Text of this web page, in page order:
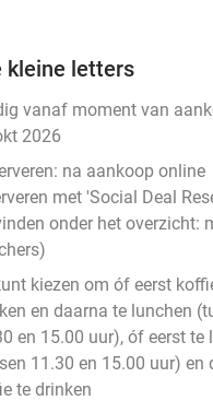
kleine letters
vanaf moment van
2026
na aankoop online
met 'Social Deal
onder het overzicht:
)
kiezen om óf eerst
en daarna te lunchen
en 15.00 uur), óf eerst te
11.30 en 15.00 uur) en
te drinken